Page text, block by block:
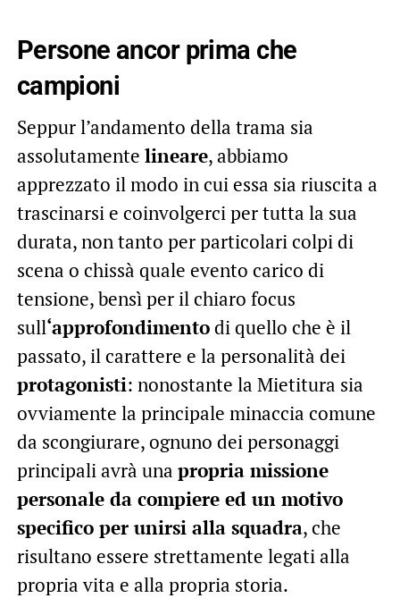
Persone ancor prima che
campioni
Seppur l’andamento della trama sia
assolutamente lineare, abbiamo
apprezzato il modo in cui essa sia riuscita a
trascinarsi e coinvolgerci per tutta la sua
durata, non tanto per particolari colpi di
scena o chissà quale evento carico di
tensione, bensì per il chiaro focus
sull‘approfondimentodi quello che è il
passato, il carattere e la personalità dei
protagonisti: nonostante la Mietitura sia
ovviamente la principale minaccia comune
da scongiurare, ognuno dei personaggi
principali avrà una propria missione
personale da compiere ed un motivo
specifico per unirsi alla squadra, che
risultano essere strettamente legati alla
propria vita e alla propria storia.